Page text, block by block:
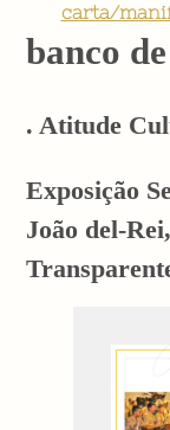
carta/
banco
. Atitude
Exposição
João del-